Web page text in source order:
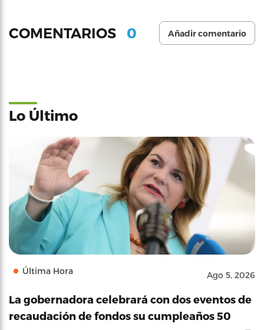
COMENTARIOS 0 Añadir comentario
Lo Último
Última Hora Ago 5, 2026
La gobernadora celebrará con dos eventos de
recaudación de fondos su cumpleaños 50